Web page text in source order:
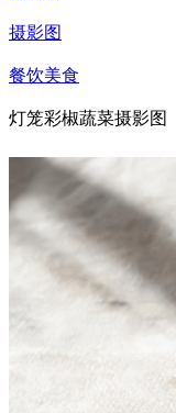
摄影图
餐饮美食
灯笼彩椒蔬菜摄影图